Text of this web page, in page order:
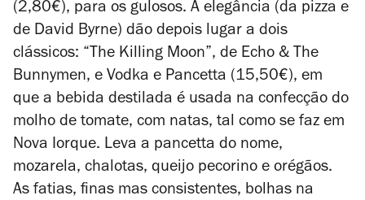
(2,80€), para os gulosos. A elegância (da pizza e
de David Byrne) dão depois lugar a dois
clássicos: “The Killing Moon”, de Echo & The
Bunnymen, e Vodka e Pancetta (15,50€), em
que a bebida destilada é usada na confecção do
molho de tomate, com natas, tal como se faz em
Nova Iorque. Leva a pancetta do nome,
mozarela, chalotas, queijo pecorino e orégãos.
As fatias, finas mas consistentes, bolhas na